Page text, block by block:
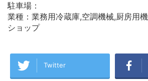
駐車場：
業種：業務用冷蔵庫,空調機械,厨房用
ショップ
Twitter